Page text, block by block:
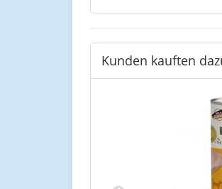
Kunden kauften